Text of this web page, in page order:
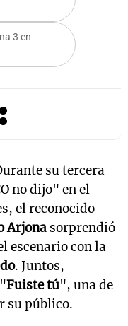
3 en
su tercera
no dijo" en el
el reconocido
Arjona sorprendió
escenario con la
. Juntos,
Fuiste tú", una de
su público.